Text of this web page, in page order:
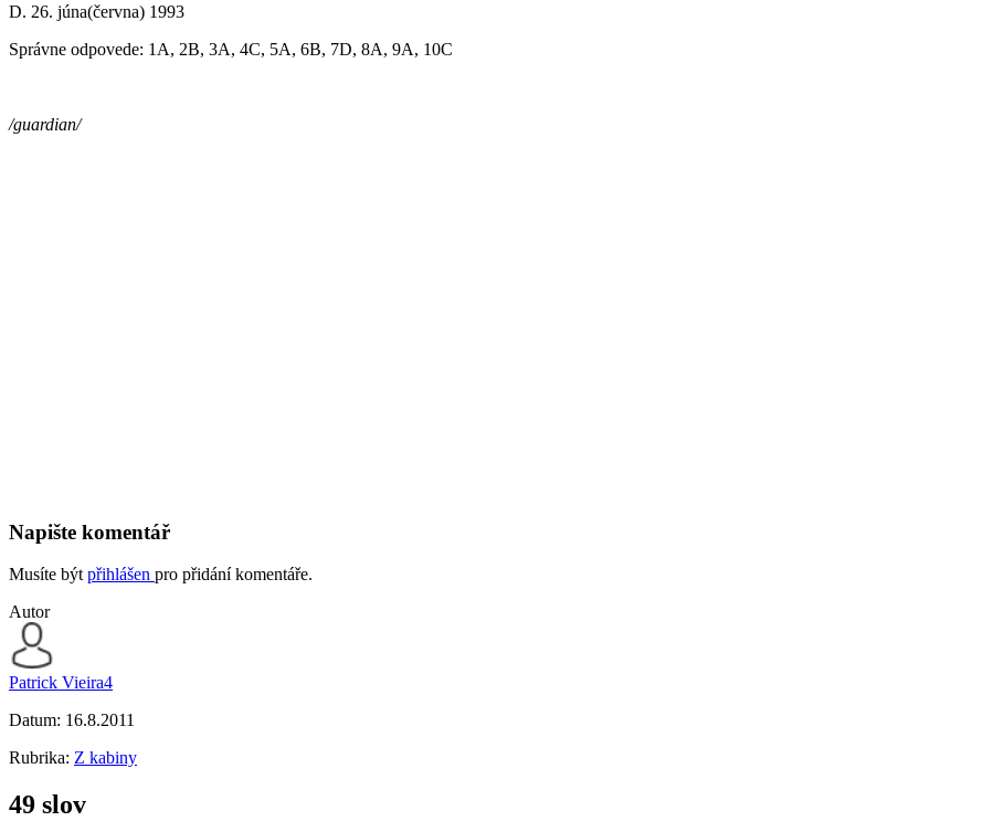
D. 26. júna(června) 1993
Správne odpovede: 1A, 2B, 3A, 4C, 5A, 6B, 7D, 8A, 9A, 10C
/guardian/
Napište komentář
Musíte být přihlášen pro přidání komentáře.
Autor
Patrick Vieira4
Datum: 16.8.2011
Rubrika: Z kabiny
49 slov